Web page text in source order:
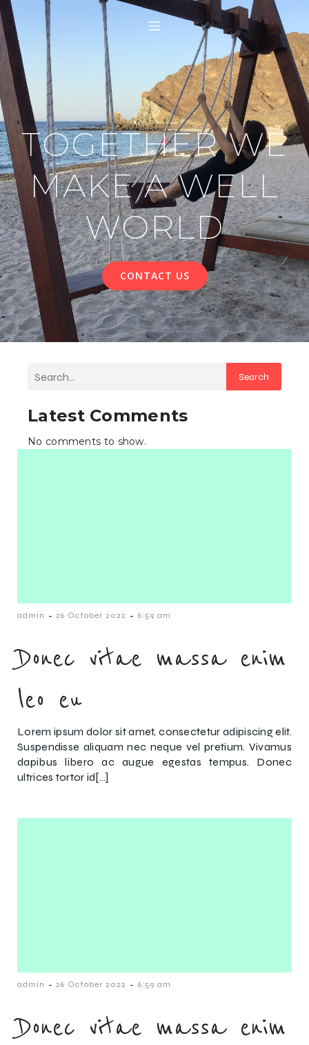
TOGETHER WE
MAKE A WELL
WORLD
CONTACT US
Search
Latest Comments
No comments to show.
admin - 26 October 2022 - 6:59 am
Donec vitae massa enim
leo eu
Lorem ipsum dolor sit amet, consectetur adipiscing elit.
Suspendisse aliquam nec neque vel pretium. Vivamus
dapibus libero ac augue egestas tempus. Donec
ultrices tortor id[…]
admin - 26 October 2022 - 6:59 am
Donec vitae massa enim